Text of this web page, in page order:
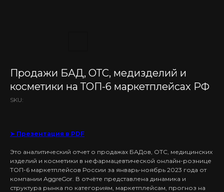
Продажи БАД, ОТС, медизделий и
косметики на ТОП-6 маркетплейсах РФ
SKU:
➤ Презентация в PDF
Это аналитический отчет о продажах БАДов, ОТС, медицинских
изделий и косметики в нефармацевтической онлайн-рознице
ТОП-6 маркетплейсов России за январь-ноябрь 2023 года от
компании AggreGor. В отчёте представлена динамика и
структура рынка по категориям, маркетплейсам, прогноз на